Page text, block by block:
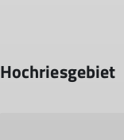
Hochriesgebiet